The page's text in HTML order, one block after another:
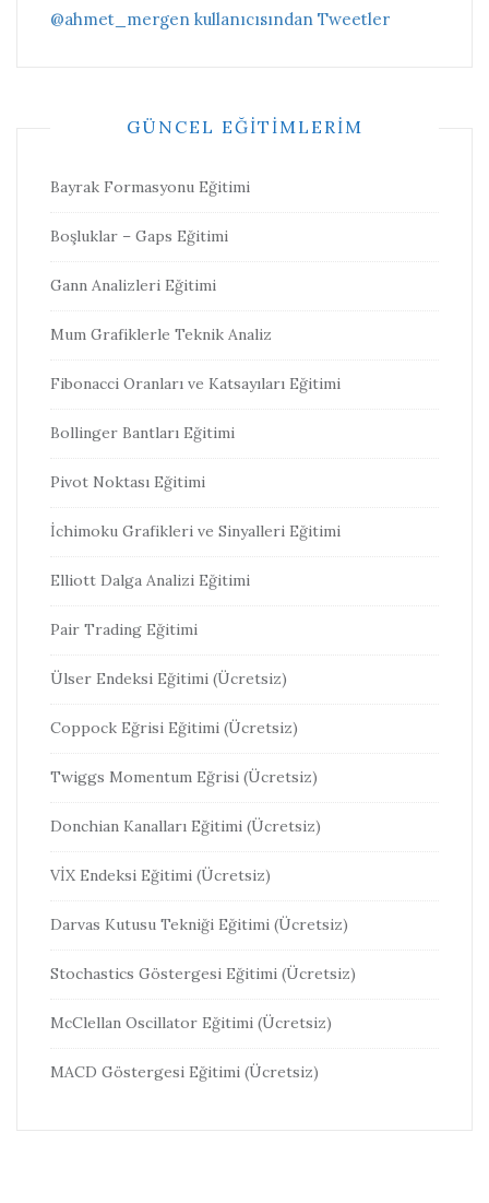
@ahmet_mergen kullanıcısından Tweetler
GÜNCEL EĞITIMLERIM
Bayrak Formasyonu Eğitimi
Boşluklar – Gaps Eğitimi
Gann Analizleri Eğitimi
Mum Grafiklerle Teknik Analiz
Fibonacci Oranları ve Katsayıları Eğitimi
Bollinger Bantları Eğitimi
Pivot Noktası Eğitimi
İchimoku Grafikleri ve Sinyalleri Eğitimi
Elliott Dalga Analizi Eğitimi
Pair Trading Eğitimi
Ülser Endeksi Eğitimi (Ücretsiz)
Coppock Eğrisi Eğitimi (Ücretsiz)
Twiggs Momentum Eğrisi (Ücretsiz)
Donchian Kanalları Eğitimi (Ücretsiz)
VİX Endeksi Eğitimi (Ücretsiz)
Darvas Kutusu Tekniği Eğitimi (Ücretsiz)
Stochastics Göstergesi Eğitimi (Ücretsiz)
McClellan Oscillator Eğitimi (Ücretsiz)
MACD Göstergesi Eğitimi (Ücretsiz)